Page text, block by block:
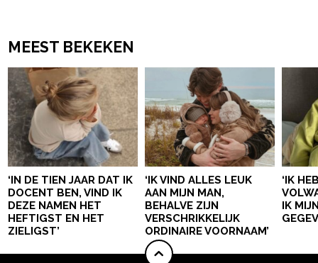
MEEST BEKEKEN
‘IN DE TIEN JAAR DAT IK
DOCENT BEN, VIND IK
DEZE NAMEN HET
HEFTIGST EN HET
ZIELIGST’
‘IK VIND ALLES LEUK
AAN MIJN MAN,
BEHALVE ZIJN
VERSCHRIKKELIJK
ORDINAIRE VOORNAAM’
‘IK
IK